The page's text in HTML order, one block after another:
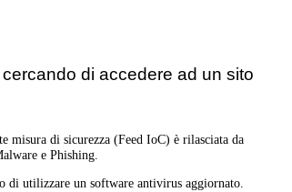
di accedere ad un sito
misura di sicurezza (Feed IoC) è rilasciata da
e Phishing.
di utilizzare un software antivirus aggiornato.